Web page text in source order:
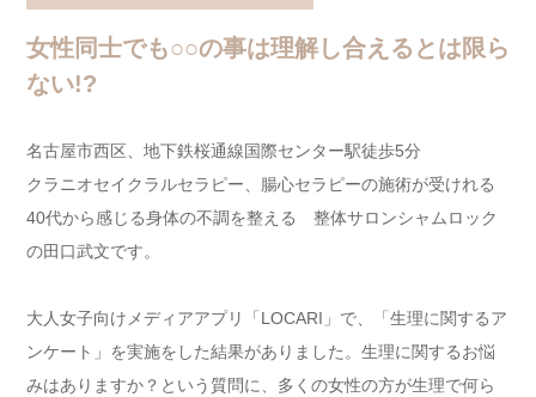
女性同士でも○○の事は理解し合えるとは限ら
ない!?
名古屋市西区、地下鉄桜通線国際センター駅徒歩5分
クラニオセイクラルセラピー、腸心セラピーの施術が受けれる
40代から感じる身体の不調を整える 整体サロンシャムロック
の田口武文です。
大人女子向けメディアアプリ「LOCARI」で、「生理に関するア
ンケート」を実施をした結果がありました。生理に関するお悩
みはありますか？という質問に、多くの女性の方が生理で何ら